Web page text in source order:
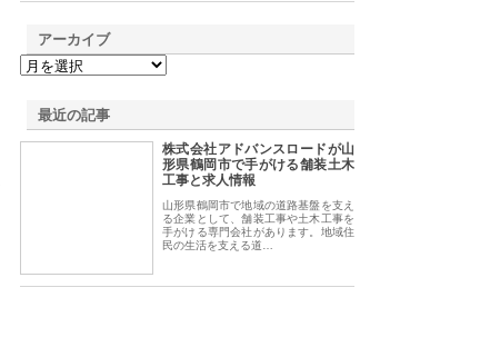
アーカイブ
最近の記事
株式会社アドバンスロードが山
形県鶴岡市で手がける舗装土木
工事と求人情報
山形県鶴岡市で地域の道路基盤を支え
る企業として、舗装工事や土木工事を
手がける専門会社があります。地域住
民の生活を支える道…